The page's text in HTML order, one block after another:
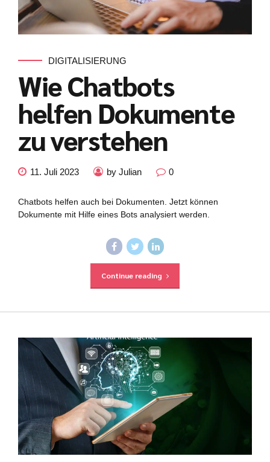
DIGITALISIERUNG
Wie Chatbots
helfen Dokumente
zu verstehen
11. Juli 2023 by Julian 0
Chatbots helfen auch bei Dokumenten. Jetzt können
Dokumente mit Hilfe eines Bots analysiert werden.
Continue reading